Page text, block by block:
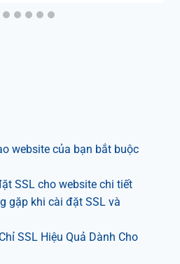
website của bạn bắt buộc
SSL cho website chi tiết
gặp khi cài đặt SSL và
SSL Hiệu Quả Dành Cho